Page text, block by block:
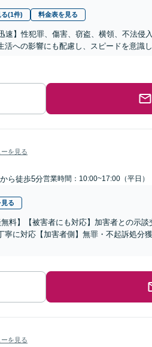
(1件) 料金表を見る
速】性犯罪、傷害、窃盗、横領、不法
への影響にも配慮し、スピードを意識
を見る
から徒歩5分営業時間：10:00~17:00（平日）
る
無料】【被害者にも対応】加害者との示
寧に対応【加害者側】無罪・不起訴処分
を見る